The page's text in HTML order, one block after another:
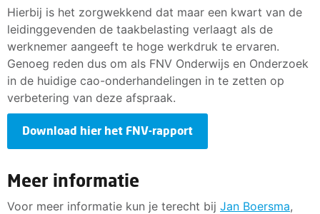
Hierbij is het zorgwekkend dat maar een kwart van de
leidinggevenden de taakbelasting verlaagt als de
werknemer aangeeft te hoge werkdruk te ervaren.
Genoeg reden dus om als FNV Onderwijs en Onderzoek
in de huidige cao-onderhandelingen in te zetten op
verbetering van deze afspraak.
Download hier het FNV-rapport
Meer informatie
Voor meer informatie kun je terecht bij Jan Boersma,